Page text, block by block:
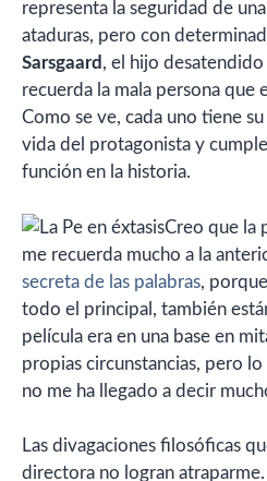
representa la seguridad de
ataduras, pero con
Sarsgaard , el hijo
recuerda la mala persona que
Como se ve, cada uno tiene
vida del protagonista y
función en la historia.
Creo que la
me recuerda mucho a la
secreta de las palabras,
todo el principal, también
película era en una base en
propias circunstancias, pero
no me ha llegado a decir
Las divagaciones filosóficas
directora no logran atraparme.